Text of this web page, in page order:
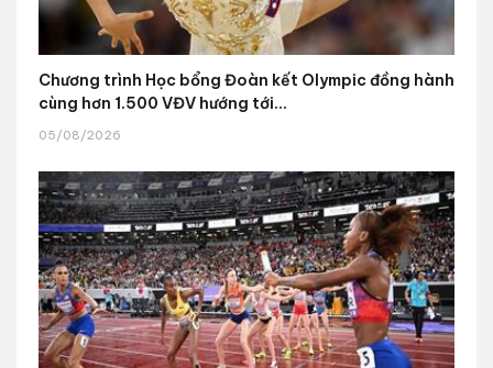
Chương trình Học bổng Đoàn kết Olympic đồng hành
cùng hơn 1.500 VĐV hướng tới...
05/08/2026